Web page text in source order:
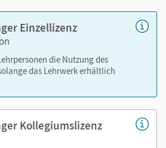
sind kleinschrittig und kompakt
mit Lösungen
mit Lösungen für Lernende
für den inklusiven
(mit Selbsteinschätzungsbögen,
editierbaren Kopiervorlagen)
Einzellizenz
die Nutzung des
das Lehrwerk erhältlich
Kollegiumslizenz